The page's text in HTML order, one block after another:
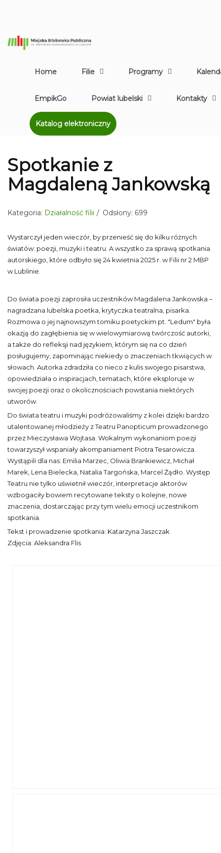
Home Filie Programy
EmpikGo Powiat lubelski Kontakty
Katalog elektroniczny
Spotkanie z
Magdaleną Jankowską
Kategoria: Działalność filii Odsłony: 699
Wystarczył jeden wieczór, by przenieść się do kilku różnych
światów: poezji, muzyki i teatru. A wszystko za sprawą spotkania
autorskiego, które odbyło się 24 kwietnia 2025 r. w Filii nr 2 MBP
w Lublinie.
Do świata poezji zaprosiła uczestników Magdalena Jankowska –
nagradzana lubelska poetka, krytyczka teatralna, pisarka.
Rozmowa o jej najnowszym tomiku poetyckim pt. "Ledum" była
okazją do zagłębienia się w wielowymiarową twórczość autorki,
a także do refleksji nad językiem, którym się na co dzień
posługujemy, zapominając niekiedy o znaczeniach tkwiących w
słowach. Autorka zdradziła co nieco z kulis swojego pisarstwa,
opowiedziała o inspiracjach, tematach, które eksploruje w
swojej poezji oraz o okolicznościach powstania niektórych
utworów.
Do świata teatru i muzyki podróżowaliśmy z kolei dzięki bardzo
utalentowanej młodzieży z Teatru Panopticum prowadzonego
przez Mieczysława Wojtasa. Wokalnym wykonaniom poezji
towarzyszył wspaniały akompaniament Piotra Tesarowicza.
Wystąpili dla nas: Emilia Marzec, Oliwia Brankiewicz, Michał
Marek, Lena Bielecka, Natalia Targońska, Marcel Żądło. Występ
Teatru nie tylko uświetnił wieczór, interpretacje aktorów
wzbogaciły bowiem recytowane teksty o kolejne, nowe
znaczenia, dostarczając przy tym wielu emocji uczestnikom
spotkania.
Tekst i prowadzenie spotkania: Katarzyna Jaszczak
Zdjęcia: Aleksandra Flis